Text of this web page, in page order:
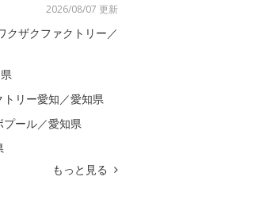
2026/08/07 更新
クザクファクトリー／
リー愛知／愛知県
ール／愛知県
もっと見る